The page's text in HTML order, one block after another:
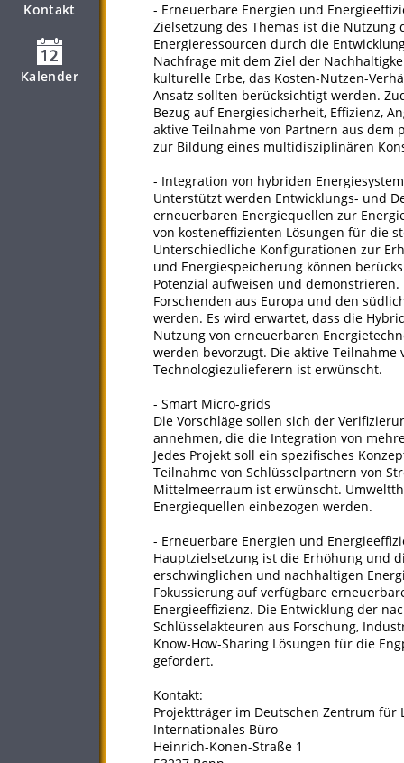
Kontakt
Kalender
- Erneuerbare Energien und
Zielsetzung des Themas ist die
Energieressourcen durch die
Nachfrage mit dem Ziel der
kulturelle Erbe, das Kosten-Nutzen-
Ansatz sollten berücksichtigt werden.
Bezug auf Energiesicherheit, Effizienz,
aktive Teilnahme von Partnern aus
zur Bildung eines multidisziplinären
- Integration von hybriden
Unterstützt werden Entwicklungs- und
erneuerbaren Energiequellen zur
von kosteneffizienten Lösungen für die
Unterschiedliche Konfigurationen zur
und Energiespeicherung können
Potenzial aufweisen und
Forschenden aus Europa und den
werden. Es wird erwartet, dass die
Nutzung von erneuerbaren
werden bevorzugt. Die aktive
Technologiezulieferern ist erwünscht.
- Smart Micro-grids
Die Vorschläge sollen sich der
annehmen, die die Integration von
Jedes Projekt soll ein spezifisches
Teilnahme von Schlüsselpartnern von
Mittelmeerraum ist erwünscht.
Energiequellen einbezogen werden.
- Erneuerbare Energien und
Hauptzielsetzung ist die Erhöhung und
erschwinglichen und nachhaltigen
Fokussierung auf verfügbare
Energieeffizienz. Die Entwicklung der
Schlüsselakteuren aus Forschung,
Know-How-Sharing Lösungen für die
gefördert.
Kontakt:
Projektträger im Deutschen Zentrum für
Internationales Büro
Heinrich-Konen-Straße 1